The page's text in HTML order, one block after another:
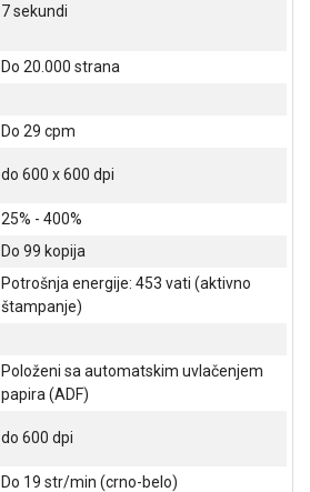
7 sekundi
Do 20.000 strana
Do 29 cpm
do 600 x 600 dpi
25% - 400%
Do 99 kopija
Potrošnja energije: 453 vati (aktivno
štampanje)
Položeni sa automatskim uvlačenjem
papira (ADF)
do 600 dpi
Do 19 str/min (crno-belo)